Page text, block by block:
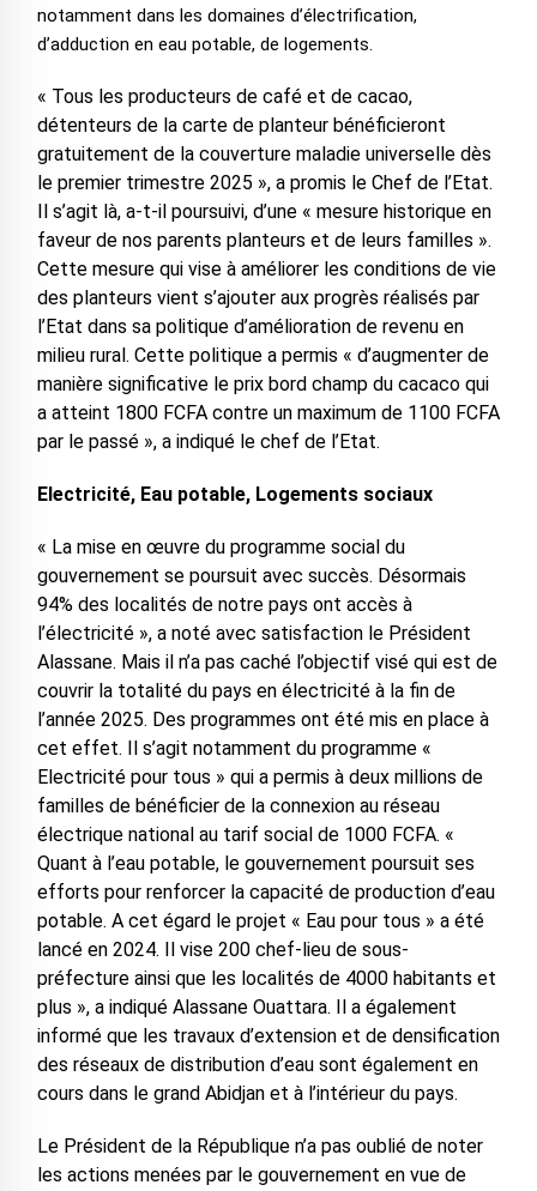
notamment dans les domaines d’électrification,
d’adduction en eau potable, de logements.
« Tous les producteurs de café et de cacao,
détenteurs de la carte de planteur bénéficieront
gratuitement de la couverture maladie universelle dès
le premier trimestre 2025 », a promis le Chef de l’Etat.
Il s’agit là, a-t-il poursuivi, d’une « mesure historique en
faveur de nos parents planteurs et de leurs familles ».
Cette mesure qui vise à améliorer les conditions de vie
des planteurs vient s’ajouter aux progrès réalisés par
l’Etat dans sa politique d’amélioration de revenu en
milieu rural. Cette politique a permis « d’augmenter de
manière significative le prix bord champ du cacaco qui
a atteint 1800 FCFA contre un maximum de 1100 FCFA
par le passé », a indiqué le chef de l’Etat.
Electricité, Eau potable, Logements sociaux
« La mise en œuvre du programme social du
gouvernement se poursuit avec succès. Désormais
94% des localités de notre pays ont accès à
l’électricité », a noté avec satisfaction le Président
Alassane. Mais il n’a pas caché l’objectif visé qui est de
couvrir la totalité du pays en électricité à la fin de
l’année 2025. Des programmes ont été mis en place à
cet effet. Il s’agit notamment du programme «
Electricité pour tous » qui a permis à deux millions de
familles de bénéficier de la connexion au réseau
électrique national au tarif social de 1000 FCFA. «
Quant à l’eau potable, le gouvernement poursuit ses
efforts pour renforcer la capacité de production d’eau
potable. A cet égard le projet « Eau pour tous » a été
lancé en 2024. Il vise 200 chef-lieu de sous-
préfecture ainsi que les localités de 4000 habitants et
plus », a indiqué Alassane Ouattara. Il a également
informé que les travaux d’extension et de densification
des réseaux de distribution d’eau sont également en
cours dans le grand Abidjan et à l’intérieur du pays.
Le Président de la République n’a pas oublié de noter
les actions menées par le gouvernement en vue de